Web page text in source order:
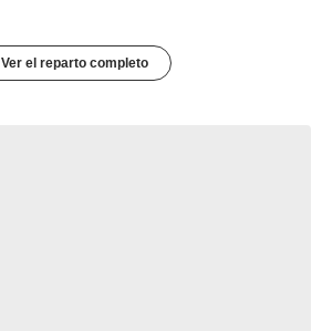
Ver el reparto completo